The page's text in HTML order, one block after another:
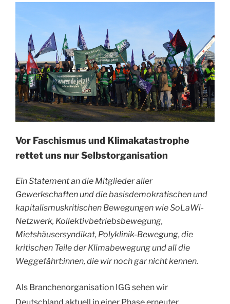
Vor Faschismus und Klimakatastrophe
rettet uns nur Selbstorganisation
Ein Statement an die Mitglieder aller
Gewerkschaften und die basisdemokratischen und
kapitalismuskritischen Bewegungen wie SoLaWi-
Netzwerk, Kollektivbetriebsbewegung,
Mietshäusersyndikat, Polyklinik-Bewegung, die
kritischen Teile der Klimabewegung und all die
Weggefährt:innen, die wir noch gar nicht kennen.
Als Branchenorganisation IGG sehen wir